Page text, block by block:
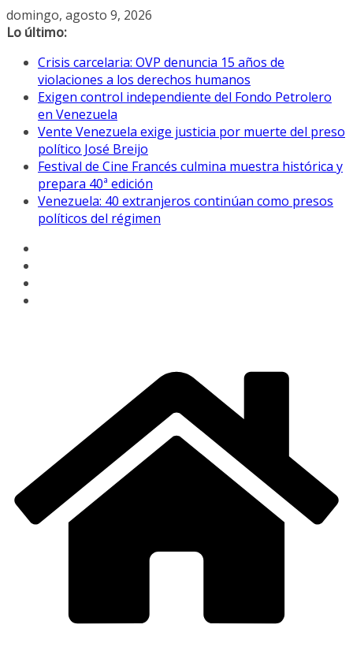
Saltar
al
domingo, agosto 9, 2026
Lo último:
Crisis carcelaria: OVP denuncia 15 años de
violaciones a los derechos humanos
Exigen control independiente del Fondo Petrolero
en Venezuela
Vente Venezuela exige justicia por muerte del preso
político José Breijo
Festival de Cine Francés culmina muestra histórica y
prepara 40ª edición
Venezuela: 40 extranjeros continúan como presos
políticos del régimen